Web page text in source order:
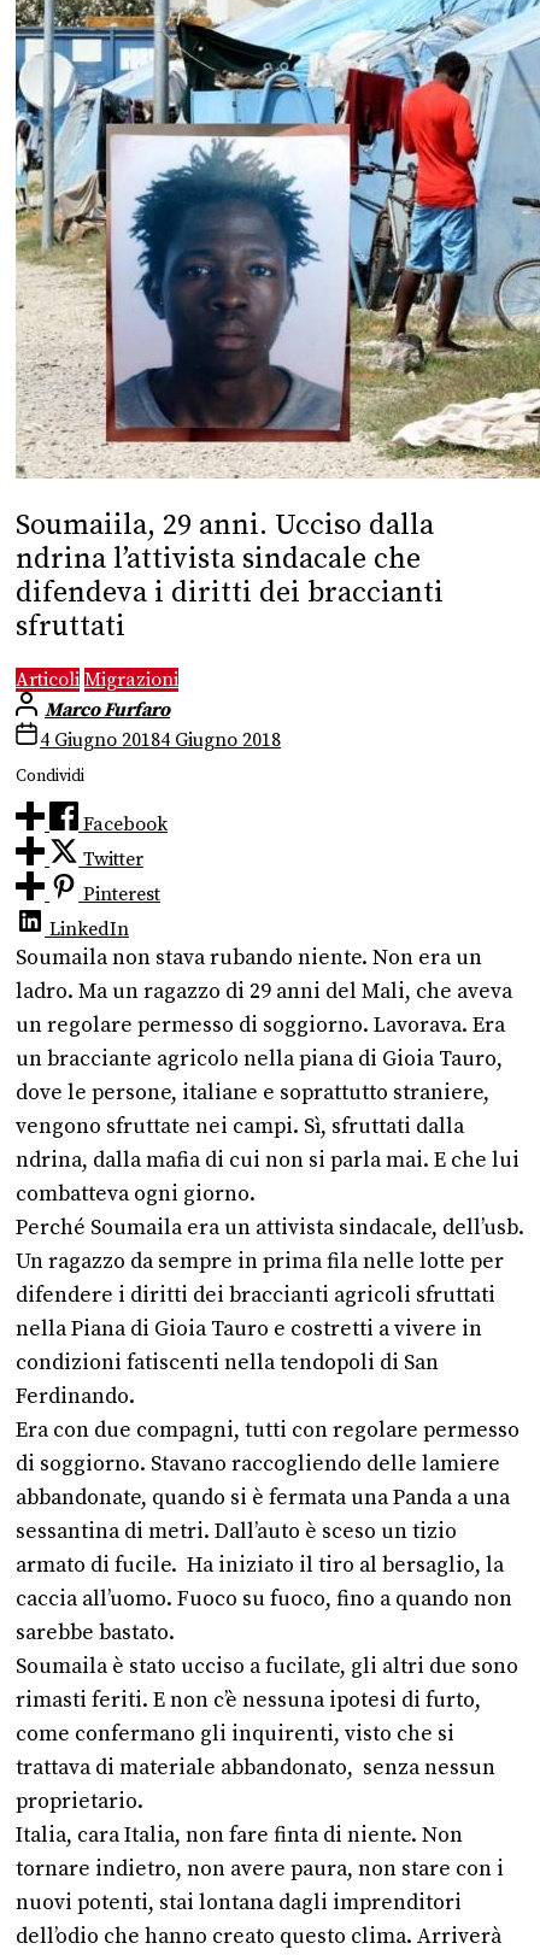
Soumaiila, 29 anni. Ucciso dalla
ndrina l’attivista sindacale che
difendeva i diritti dei braccianti
sfruttati
Articoli Migrazioni
Marco Furfaro
4 Giugno 20184 Giugno 2018
Condividi
Facebook
Twitter
Pinterest
LinkedIn
Soumaila non stava rubando niente. Non era un
ladro. Ma un ragazzo di 29 anni del Mali, che aveva
un regolare permesso di soggiorno. Lavorava. Era
un bracciante agricolo nella piana di Gioia Tauro,
dove le persone, italiane e soprattutto straniere,
vengono sfruttate nei campi. Sì, sfruttati dalla
ndrina, dalla mafia di cui non si parla mai. E che lui
combatteva ogni giorno.
Perché Soumaila era un attivista sindacale, dell’usb.
Un ragazzo da sempre in prima fila nelle lotte per
difendere i diritti dei braccianti agricoli sfruttati
nella Piana di Gioia Tauro e costretti a vivere in
condizioni fatiscenti nella tendopoli di San
Ferdinando.
Era con due compagni, tutti con regolare permesso
di soggiorno. Stavano raccogliendo delle lamiere
abbandonate, quando si è fermata una Panda a una
sessantina di metri. Dall’auto è sceso un tizio
armato di fucile. Ha iniziato il tiro al bersaglio, la
caccia all’uomo. Fuoco su fuoco, fino a quando non
sarebbe bastato.
Soumaila è stato ucciso a fucilate, gli altri due sono
rimasti feriti. E non c’è nessuna ipotesi di furto,
come confermano gli inquirenti, visto che si
trattava di materiale abbandonato, senza nessun
proprietario.
Italia, cara Italia, non fare finta di niente. Non
tornare indietro, non avere paura, non stare con i
nuovi potenti, stai lontana dagli imprenditori
dell’odio che hanno creato questo clima. Arriverà